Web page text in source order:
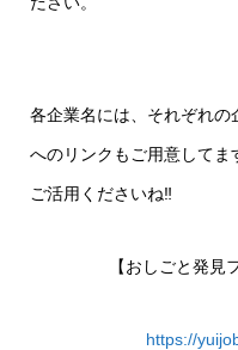
各企業名には、それぞれの
へのリンクもご用意してま
ご活用くださいね‼︎
【おしごと発
https://